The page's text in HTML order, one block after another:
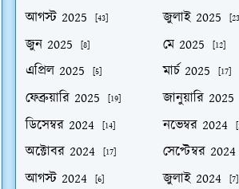
আগস্ট 2025 [43] জুলাই 2025
জুন 2025 [8] মে 2025 [12]
এপ্রিল 2025 [5] মার্চ 2025 [17]
ফেব্রুয়ারি 2025 [19] জানুয়ারি 2025
ডিসেম্বর 2024 [14] নভেম্বর 2024
অক্টোবর 2024 [17] সেপ্টেম্বর 2024
আগস্ট 2024 [6] জুলাই 2024 [7]